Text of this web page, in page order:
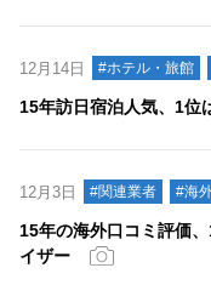
12月14日 #ホテル・旅館
15年訪日宿泊人気、1位
12月3日 #関連業者 #海
15年の海外口コミ評価
イザー